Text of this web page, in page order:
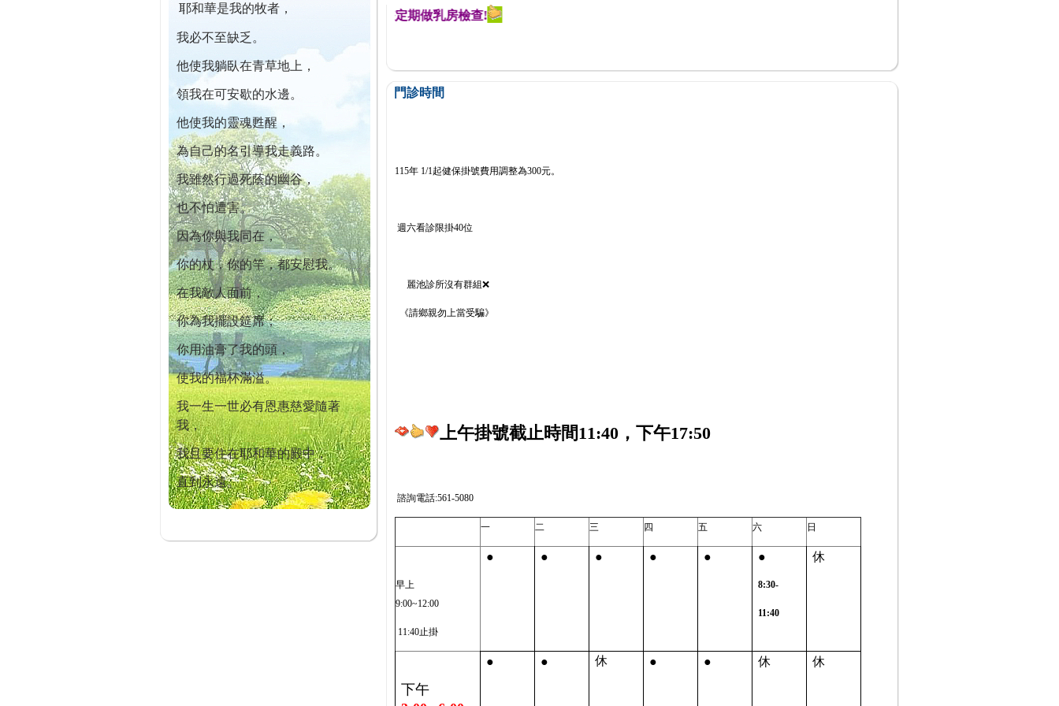
耶和華是我的牧者，
我必不至缺乏。
他使我躺臥在青草地上，
領我在可安歇的水邊。
他使我的靈魂甦醒，
為自己的名引導我走義路。
我雖然行過死蔭的幽谷，
也不怕遭害。
因為你與我同在，
你的杖，你的竿，都安慰我。
在我敵人面前，
你為我擺設筵席；
你用油膏了我的頭，
使我的福杯滿溢。
我一生一世必有恩惠慈愛隨著
我，
我且要住在耶和華的殿中，
直到永遠。
本院自開幕迄今已篩檢出1700位乳癌患者,提醒您定期做乳房檢查!
門診時間
115年 1/1起健保掛號費用調整為300元。
週六看診限掛40位
麗池診所沒有群組❌
《請鄉親勿上當受騙》
上午掛號截止時間11:40，下午17:50
諮詢電話:561-5080
一 二 三 四 五 六 日
早上
9:00~12:00
11:40止掛
● ● ● ● ● ●
8:30-
11:40
休
下午
● ● 休 ● ● 休 休